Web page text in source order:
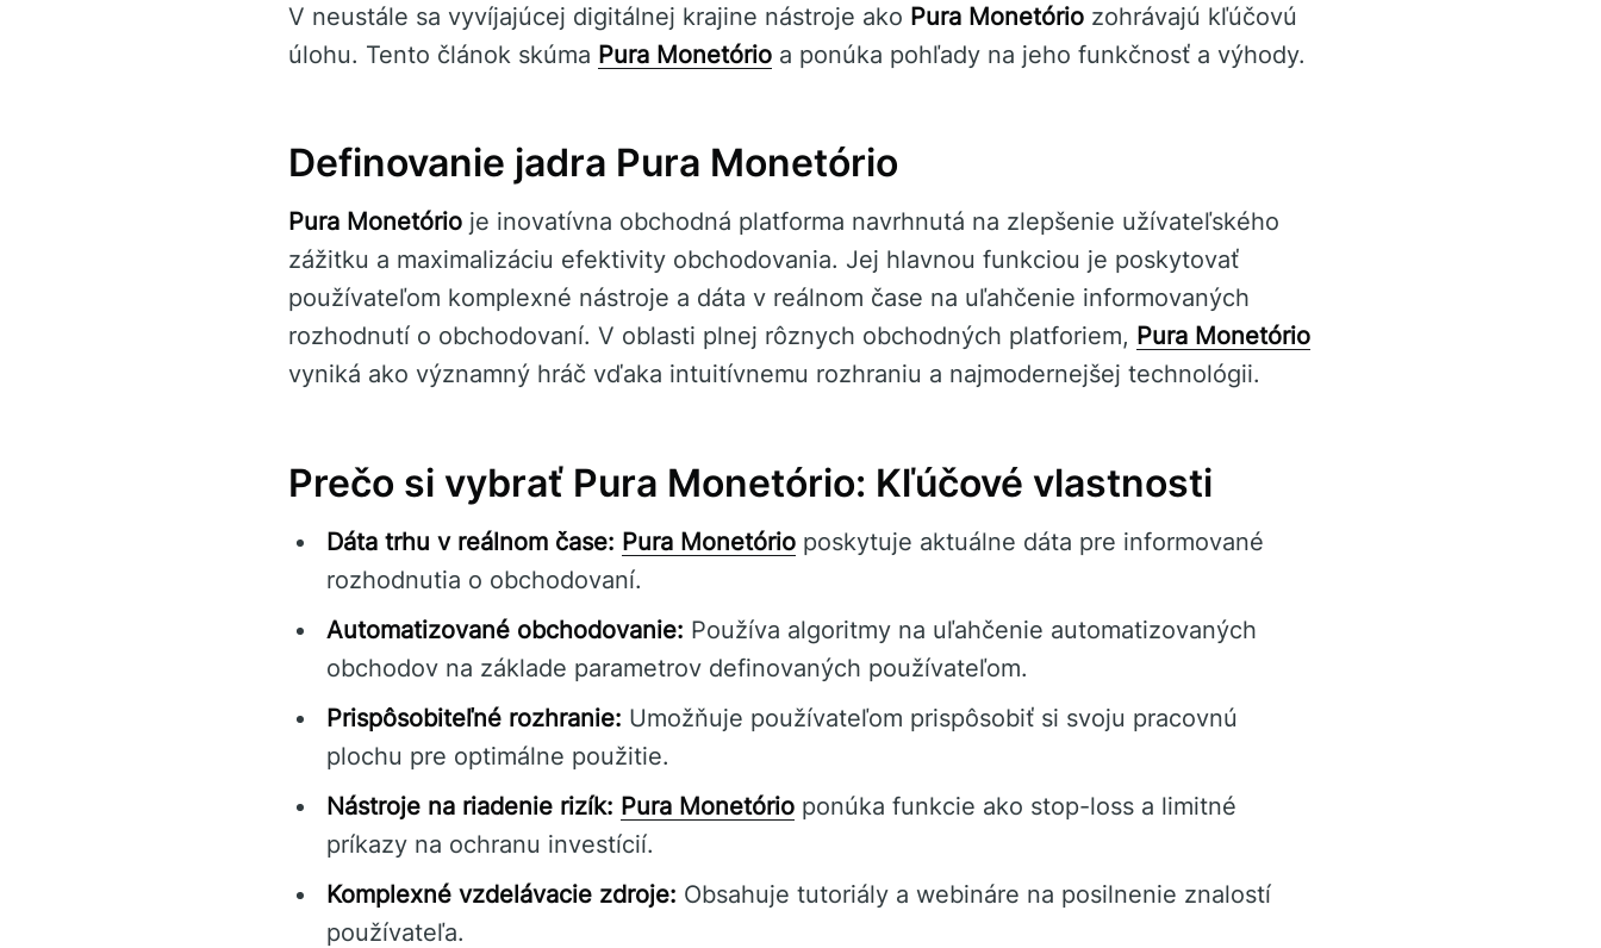
V neustále sa vyvíjajúcej digitálnej krajine nástroje ako Pura Monetório zohrávajú kľúčovú
úlohu. Tento článok skúma Pura Monetório a ponúka pohľady na jeho funkčnosť a výhody.
Definovanie jadra Pura Monetório
Pura Monetório je inovatívna obchodná platforma navrhnutá na zlepšenie užívateľského
zážitku a maximalizáciu efektivity obchodovania. Jej hlavnou funkciou je poskytovať
používateľom komplexné nástroje a dáta v reálnom čase na uľahčenie informovaných
rozhodnutí o obchodovaní. V oblasti plnej rôznych obchodných platforiem, Pura Monetório
vyniká ako významný hráč vďaka intuitívnemu rozhraniu a najmodernejšej technológii.
Prečo si vybrať Pura Monetório: Kľúčové vlastnosti
Dáta trhu v reálnom čase: Pura Monetório poskytuje aktuálne dáta pre informované
rozhodnutia o obchodovaní.
Automatizované obchodovanie: Používa algoritmy na uľahčenie automatizovaných
obchodov na základe parametrov definovaných používateľom.
Prispôsobiteľné rozhranie: Umožňuje používateľom prispôsobiť si svoju pracovnú
plochu pre optimálne použitie.
Nástroje na riadenie rizík: Pura Monetório ponúka funkcie ako stop-loss a limitné
príkazy na ochranu investícií.
Komplexné vzdelávacie zdroje: Obsahuje tutoriály a webináre na posilnenie znalostí
používateľa.